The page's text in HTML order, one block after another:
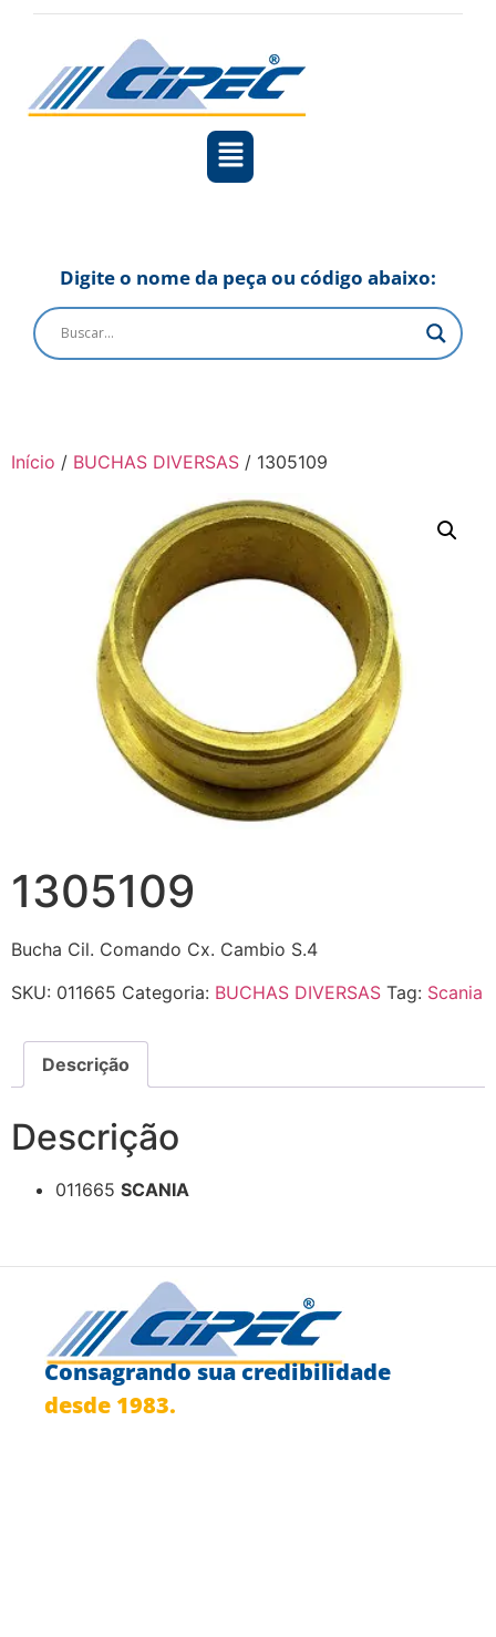
Digite o nome da peça ou código abaixo:
Início / BUCHAS DIVERSAS / 1305109
1305109
Bucha Cil. Comando Cx. Cambio S.4
SKU: 011665 Categoria: BUCHAS DIVERSAS Tag: Scania
Descrição
Descrição
011665 SCANIA
Consagrando sua credibilidade
desde 1983.